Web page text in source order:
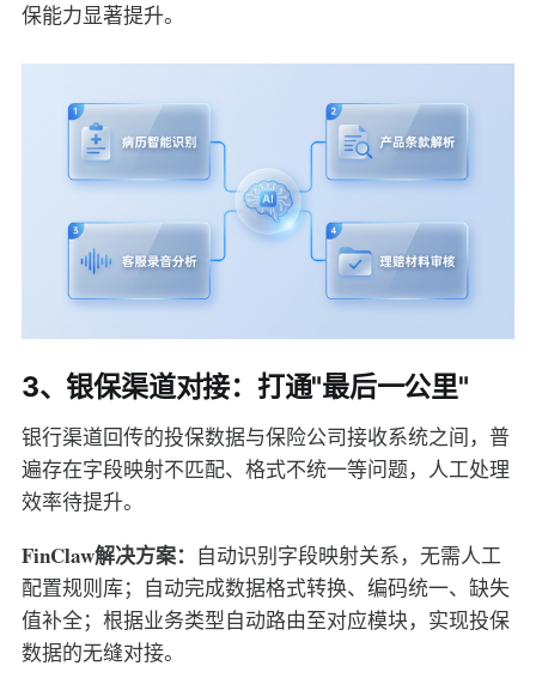
保能力显著提升。
3、银保渠道对接：打通"最后一公里"
银行渠道回传的投保数据与保险公司接收系统之间，普
遍存在字段映射不匹配、格式不统一等问题，人工处理
效率待提升。
FinClaw解决方案： 自动识别字段映射关系，无需人工
配置规则库；自动完成数据格式转换、编码统一、缺失
值补全；根据业务类型自动路由至对应模块，实现投保
数据的无缝对接。